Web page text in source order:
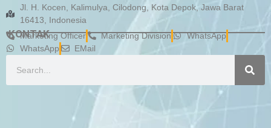
Jl. H. Kocen, Kalimulya, Cilodong, Kota Depok, Jawa Barat
16413, Indonesia
KONTAK
Marketing Officer Marketing Division
WhatsApp
WhatsApp
EMail